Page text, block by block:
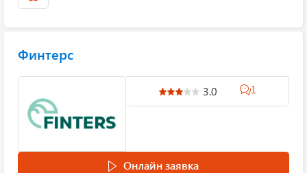
Финтерс
3.0 1
Онлайн заявка